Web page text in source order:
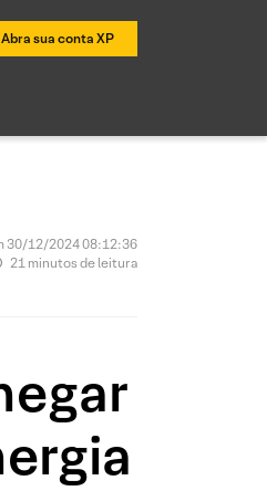
Abra sua conta XP
30/12/2024 08:12:36
21 minutos de leitura